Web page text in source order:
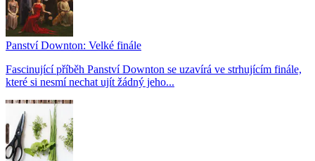
Panství Downton: Velké finále
Fascinující příběh Panství Downton se uzavírá ve strhujícím finále,
které si nesmí nechat ujít žádný jeho...